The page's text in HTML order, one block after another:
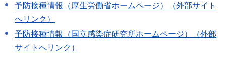
予防接種情報（厚生労働省ホームページ）（外部サイト
へリンク）
予防接種情報（国立感染症研究所ホームページ）（外部
サイトへリンク）